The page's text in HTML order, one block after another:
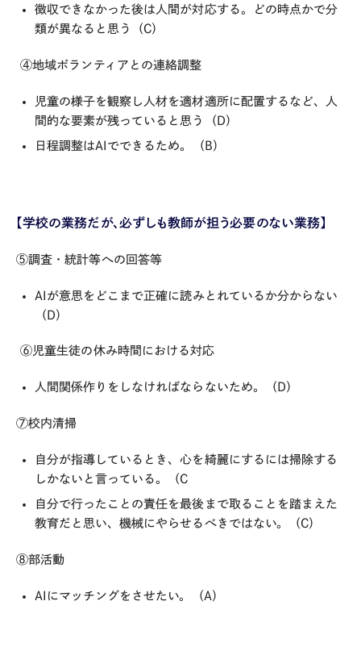
徴収できなかった後は人間が対応する。どの時点かで分
類が異なると思う（C）
④地域ボランティアとの連絡調整
児童の様子を観察し人材を適材適所に配置するなど、人
間的な要素が残っていると思う（D）
日程調整はAIでできるため。（B）
【学校の業務だが、必ずしも教師が担う必要のない業務】
⑤調査・統計等への回答等
AIが意思をどこまで正確に読みとれているか分からない
（D）
⑥児童生徒の休み時間における対応
人間関係作りをしなければならないため。（D）
⑦校内清掃
自分が指導しているとき、心を綺麗にするには掃除する
しかないと言っている。（C
自分で行ったことの責任を最後まで取ることを踏まえた
教育だと思い、機械にやらせるべきではない。（C）
⑧部活動
AIにマッチングをさせたい。（A）